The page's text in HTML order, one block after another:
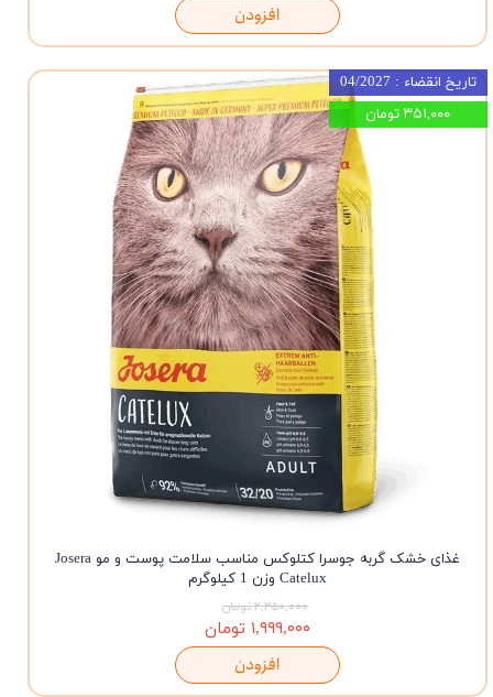
افزودن
غذای خشک گربه جوسرا کتلوکس مناسب سلامت پوست و مو Josera
Catelux وزن 1 کیلوگرم
۲,۳۵۰,۰۰۰ تومان
۱,۹۹۹,۰۰۰ تومان
افزودن
تاریخ انقضاء : 04/2027
۳۵۱,۰۰۰ تومان